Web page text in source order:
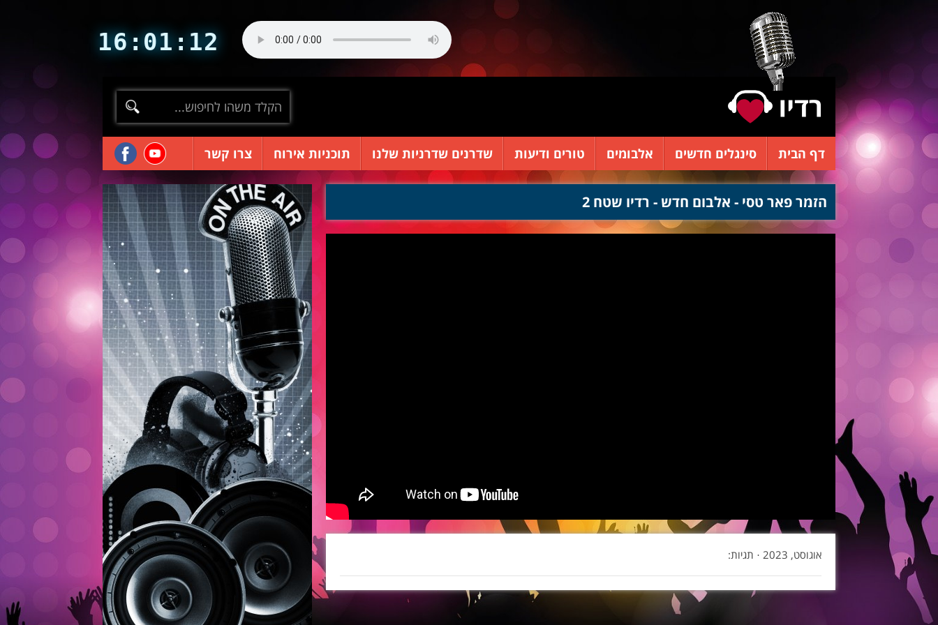
16:01:12
דף הבית סינגלים חדשים אלבומים טורים ודיעות שדרנים שדרניות שלנו תוכניות אירוח צרו קשר
הזמר פאר טסי - אלבום חדש - רדיו שטח 2
אוגוסט, 2023 · תגיות: